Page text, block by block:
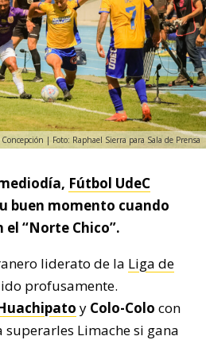
| Foto: Raphael Sierra para Sala de Prensa
Fútbol UdeC
buen momento cuando
el “Norte Chico”.
liderato de la Liga de
profusamente.
y Colo-Colo con
Limache si gana